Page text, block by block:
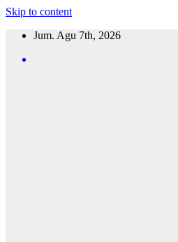
Skip to content
Jum. Agu 7th, 2026